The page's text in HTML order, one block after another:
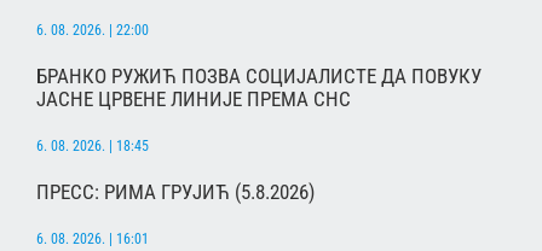
6. 08. 2026. | 22:00
БРАНКО РУЖИЋ ПОЗВА СОЦИЈАЛИСТЕ ДА ПОВУКУ
ЈАСНЕ ЦРВЕНЕ ЛИНИЈЕ ПРЕМА СНС
6. 08. 2026. | 18:45
ПРЕСС: РИМА ГРУЈИЋ (5.8.2026)
6. 08. 2026. | 16:01